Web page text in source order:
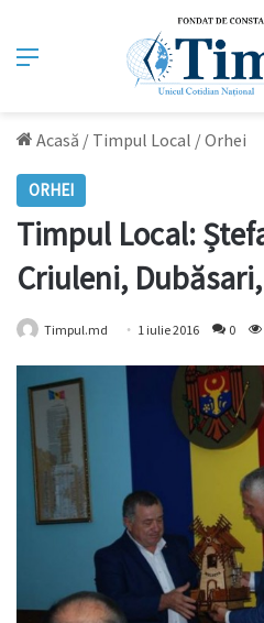
Meniu
Acasă / Timpul Local /Orhei
ORHEI
Timpul Local:
Criuleni,
Timpul.md 1 iulie 2016 0